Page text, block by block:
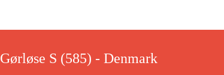
Gørløse S (585) - Denmark